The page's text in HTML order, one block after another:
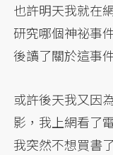
也許明天我就在
研究哪個神祕事
後讀了關於這事
或許後天我又因
影，我上網看了
我突然不想買書